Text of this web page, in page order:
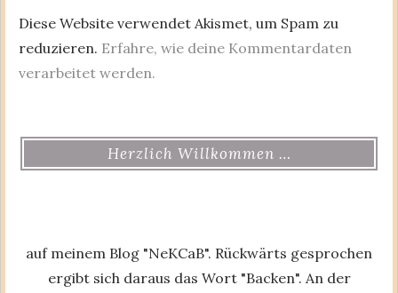
Diese Website verwendet Akismet, um Spam zu
reduzieren. Erfahre, wie deine Kommentardaten
verarbeitet werden.
Herzlich Willkommen …
auf meinem Blog "NeKCaB". Rückwärts gesprochen
ergibt sich daraus das Wort "Backen". An der